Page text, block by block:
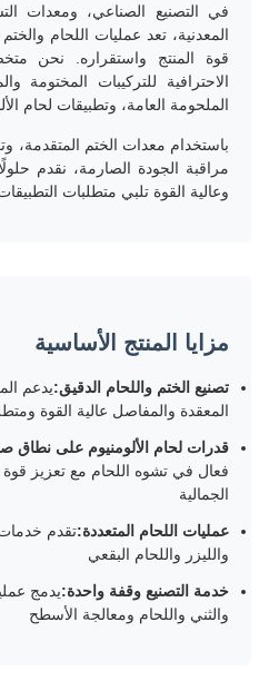
في التصنيع الصناعي، ومعدات
المعدنية، تعد عمليات اللحام
قوة المنتج واستقراره. نحن
الاحترافية للتركيبات المختومة
الملحومة العامة، وتطبيقات لحام
باستخدام معدات الختم المتقدمة،
مراقبة الجودة الصارمة، نقدم
وعالية القوة تلبي متطلبات
مزايا المنتج الأساسية
تصنيع الختم واللحام الدقيق:يدعم
المعقدة والمفاصل عالية القوة
قدرات لحام الألومنيوم على نطاق
فعال في تشوه اللحام مع تعزيز قوة
الجمالية
عمليات اللحام المتعددة:
والليزر واللحام البقعي
خدمة التصنيع وقفة واحدة:يدمج
والثني واللحام ومعالجة الأسطح